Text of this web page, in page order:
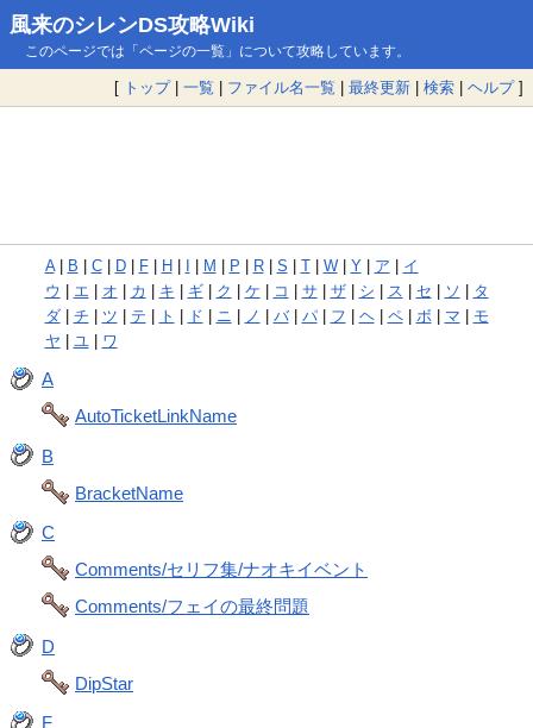
風来のシレンDS攻略Wiki
このページでは「ページの一覧」について攻略しています。
[ トップ| 一覧 | ファイル名一覧 | 最終更新 | 検索 | ヘルプ]
A| B C| D| F| H M P R| S T| W| Y| ア
イ
ウ
エ オ カ キ ギ| ク ケ コ サ| ザ| シ ス セ ソ
タ
ダ| チ ツ テ ト ド ニ ノ バ| パ| フ ヘ| ペ| ボ| マ
モ
ヤ
ユ| ワ
A
AutoTicketLinkName
B
BracketName
C
Comments/セリフ集/ナオキイベント
Comments/フェイの最終問題
D
DipStar
F